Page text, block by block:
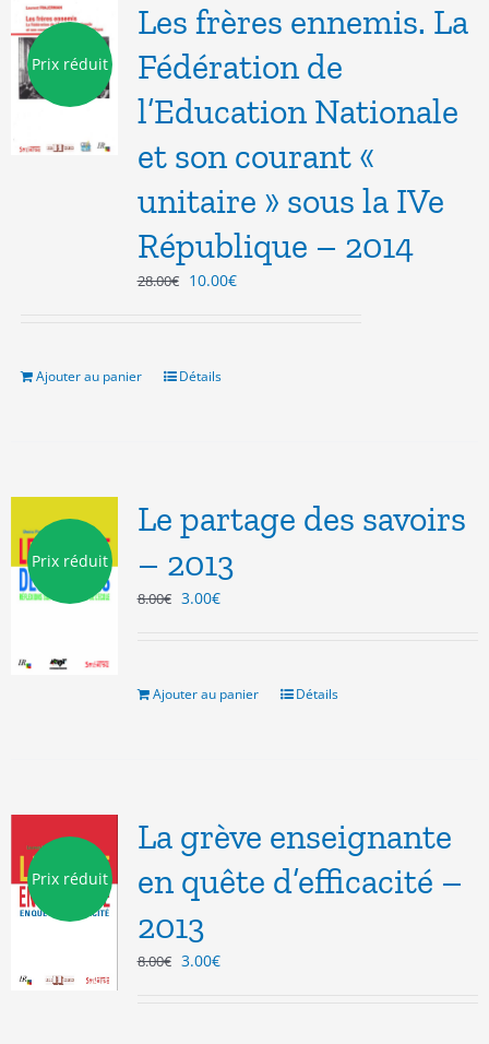
Prix réduit
Les frères ennemis. La
Fédération de
l’Education Nationale
et son courant «
unitaire » sous la IVe
République – 2014
28.00€ Le
28.00€.
10.00€Le
Ajouter au panier Détails
Prix réduit
Le partage des savoirs
– 2013
8.00€ Le
8.00€.
3.00€Le
3.00€.
Ajouter au panier Détails
Prix réduit
La grève enseignante
en quête d’efficacité –
2013
8.00€ Le
3.00€Le